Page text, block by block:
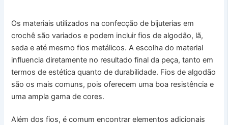
Os materiais utilizados na confecção de bijuterias em
crochê são variados e podem incluir fios de algodão, lã,
seda e até mesmo fios metálicos. A escolha do material
influencia diretamente no resultado final da peça, tanto em
termos de estética quanto de durabilidade. Fios de algodão
são os mais comuns, pois oferecem uma boa resistência e
uma ampla gama de cores.
Além dos fios, é comum encontrar elementos adicionais